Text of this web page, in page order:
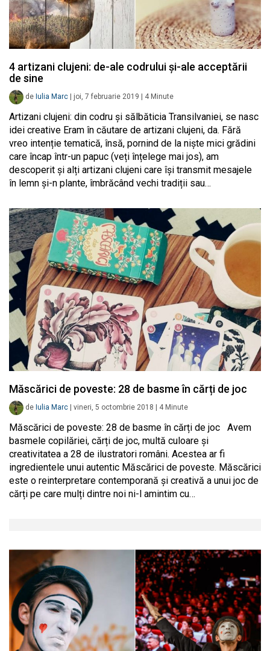
4 artizani clujeni: de-ale codrului și-ale acceptării
de sine
de Iulia Marc joi, 7 februarie 2019 4 Minute
Artizani clujeni: din codru și sălbăticia Transilvaniei, se nasc
idei creative Eram în căutare de artizani clujeni, da. Fără
vreo intenție tematică, însă, pornind de la niște mici grădini
care încap într-un papuc (veți înțelege mai jos), am
descoperit și alți artizani clujeni care își transmit mesajele
în lemn și-n plante, îmbrăcând vechi tradiții sau…
Măscărici de poveste: 28 de basme în cărți de joc
de Iulia Marc vineri, 5 octombrie 2018 4 Minute
Măscărici de poveste: 28 de basme în cărți de joc Avem
basmele copilăriei, cărți de joc, multă culoare și
creativitatea a 28 de ilustratori români. Acestea ar fi
ingredientele unui autentic Măscărici de poveste. Măscărici
este o reinterpretare contemporană și creativă a unui joc de
cărți pe care mulți dintre noi ni-l amintim cu…